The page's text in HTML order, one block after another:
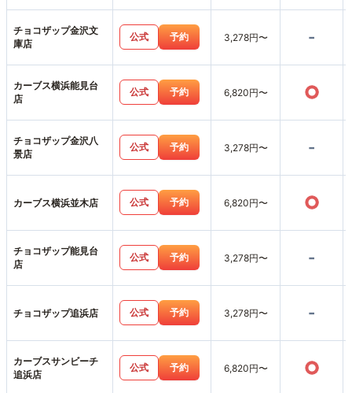
チョコザップ金沢文
庫店
公式 予約 3,278円〜 -
カーブス横浜能見台
店
公式 予約 6,820円〜 ○
チョコザップ金沢八
景店
公式 予約 3,278円〜 -
カーブス横浜並木店 公式 予約 6,820円〜 ○
チョコザップ能見台
店
公式 予約 3,278円〜 -
チョコザップ追浜店 公式 予約 3,278円〜 -
カーブスサンビーチ
追浜店
公式 予約 6,820円〜 ○